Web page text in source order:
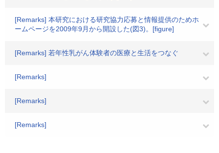
[Remarks] 本研究における研究協力応募と情報提供のためホ
ームページを2009年9月から開設した(図3)。[figure]
[Remarks] 若年性乳がん体験者の医療と生活をつなぐ
[Remarks]
[Remarks]
[Remarks]